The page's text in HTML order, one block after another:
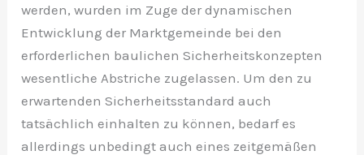
werden, wurden im Zuge der dynamischen
Entwicklung der Marktgemeinde bei den
erforderlichen baulichen Sicherheitskonzepten
wesentliche Abstriche zugelassen. Um den zu
erwartenden Sicherheitsstandard auch
tatsächlich einhalten zu können, bedarf es
allerdings unbedingt auch eines zeitgemäßen